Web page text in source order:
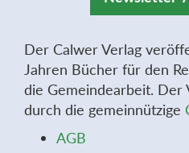
Der Calwer Verlag
Jahren Bücher für den
die Gemeindearbeit.
durch die gemeinnützige
AGB